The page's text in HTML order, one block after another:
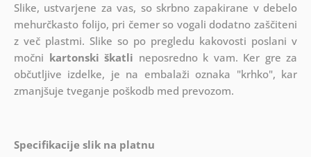
Slike, ustvarjene za vas, so skrbno zapakirane v debelo
mehurčkasto folijo, pri čemer so vogali dodatno zaščiteni
z več plastmi. Slike so po pregledu kakovosti poslani v
močni kartonski škatli neposredno k vam. Ker gre za
občutljive izdelke, je na embalaži oznaka "krhko", kar
zmanjšuje tveganje poškodb med prevozom.
Specifikacije slik na platnu